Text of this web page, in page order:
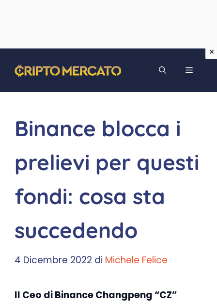
contenuto
MENU
Binance blocca i
prelievi per questi
fondi: cosa sta
succedendo
4 Dicembre 2022 di Michele Felice
Il Ceo di Binance Changpeng “CZ”